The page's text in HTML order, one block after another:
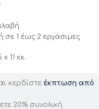
1 έως 2 εργάσιμες
x 11 εκ.
κερδίστε έκπτωση από
20% συνολική